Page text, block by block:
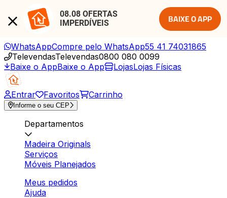
08.08 OFERTAS
IMPERDÍVEIS
BAIXE O APP
WhatsAppCompre pelo WhatsApp55 41 74031865
TelevendasTelevendas0800 080 0099
Baixe o AppBaixe o App LojasLojas Físicas
Entrar Favoritos Carrinho
Informe o seu CEP
Departamentos
Madeira Originals
Serviços
Móveis Planejados
Meus pedidos
Ajuda